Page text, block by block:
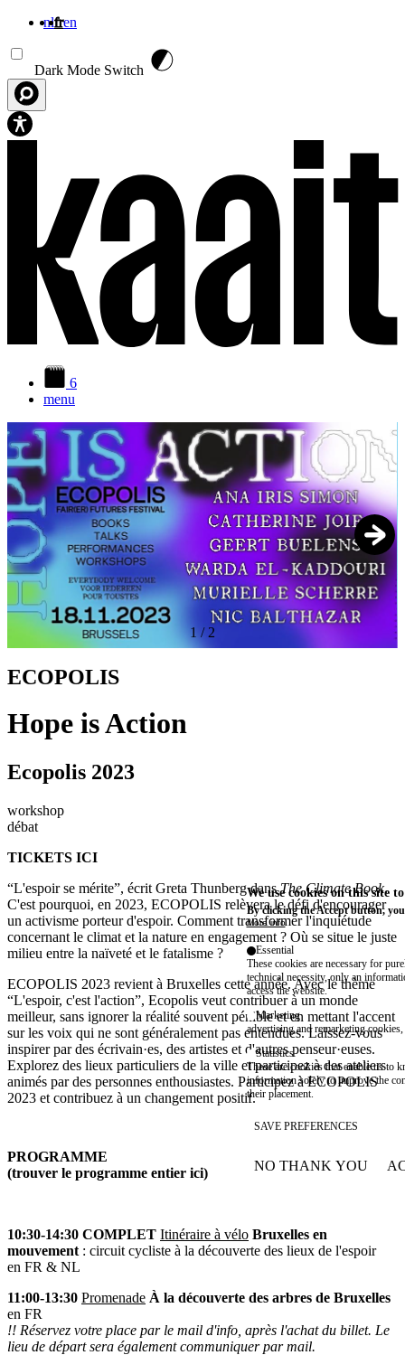
nlfren
Dark Mode Switch
6
menu
1 / 2
ECOPOLIS
Hope is Action
Ecopolis 2023
workshop
débat
TICKETS ICI
“L'espoir se mérite”, écrit Greta Thunberg dansThe Climate Book.
C'est pourquoi, en 2023, ECOPOLIS relèvera le défi d'encourager
un activisme porteur d'espoir. Comment transformer l'inquiétude
concernant le climat et la nature en engagement ? Où se situe le juste
milieu entre la naïveté et le fatalisme ?
ECOPOLIS 2023 revient à Bruxelles cette année. Avec le thème
“L'espoir, c'est l'action”, Ecopolis veut contribuer à un monde
meilleur, sans ignorer la réalité souvent pénible et en mettant l'accent
sur les voix qui ne sont généralement pas entendues. Laissez-vous
inspirer par des écrivain·es, des artistes et d'autres penseur·euses.
Explorez des lieux particuliers de la ville et participez à des ateliers
animés par des personnes enthousiastes. Participez à ECOPOLIS
2023 et contribuez à un changement positif.
PROGRAMME
(trouver le programme entier ici)
10:30-14:30 COMPLET Itinéraire à vélo Bruxelles en
mouvement : circuit cycliste à la découverte des lieux de l'espoir
en FR & NL
11:00-13:30 Promenade À la découverte des arbres de Bruxelles
en FR
!! Réservez votre place par le mail d'info, après l'achat du billet. Le
lieu de départ sera également communiquer par mail.
We use cookies on this site
By clicking the Accept button,
More info
Essential
These cookies are necessary for
technical necessity, only an
access the website.
Marketing
advertising and remarketing cookies,
Statistics
These are cookies that enable us to
information solely to improve the
their placement.
SAVE PREFERENCES
NO THANK YOU
WITHDRAW